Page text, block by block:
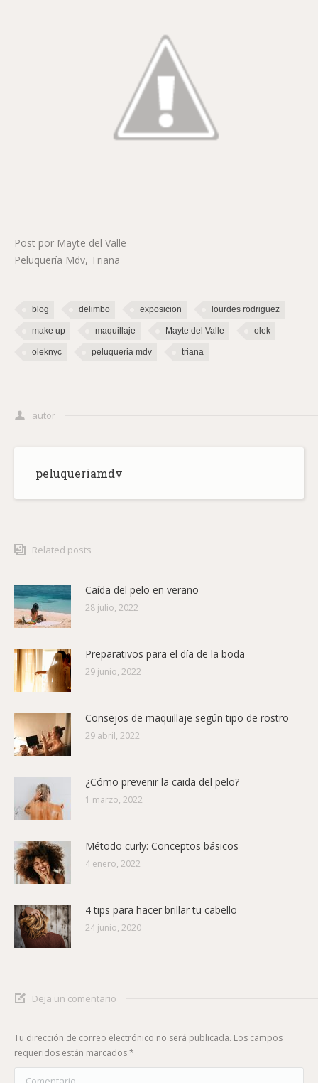
Post por Mayte del Valle
Peluquería Mdv, Triana
blog delimbo exposicion lourdes rodriguez
make up maquillaje Mayte del Valle olek
oleknyc peluqueria mdv triana
autor
peluqueriamdv
Related posts
Caída del pelo en verano
28 julio, 2022
Preparativos para el día de la boda
29 junio, 2022
Consejos de maquillaje según tipo de rostro
29 abril, 2022
¿Cómo prevenir la caida del pelo?
1 marzo, 2022
Método curly: Conceptos básicos
4 enero, 2022
4 tips para hacer brillar tu cabello
24 junio, 2020
Deja un comentario
Tu dirección de correo electrónico no será publicada. Los campos
requeridos están marcados*
Comentario